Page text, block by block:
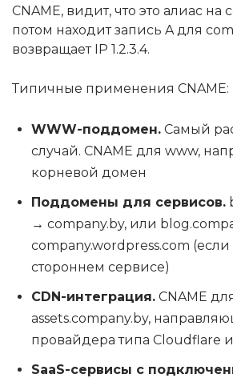
CNAME, видит, что это алиас на
потом находит запись A для
возвращает IP 1.2.3.4.
Типичные применения CNAME:
WWW-поддомен. Самый
случай. CNAME для www,
корневой домен
Поддомены для сервисов.
→ company.by, или
company.wordpress.com (если
стороннем сервисе)
CDN-интеграция. CNAME
assets.company.by,
провайдера типа Cloudflare
SaaS-сервисы с